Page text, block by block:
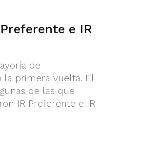
e IR
de
la primera vuelta. El
de las que
IR Preferente e IR